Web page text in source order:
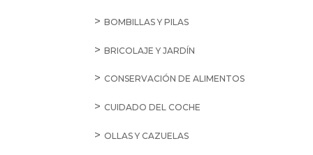
BOMBILLAS Y PILAS
BRICOLAJE Y JARDÍN
CONSERVACIÓN DE ALIMENTOS
CUIDADO DEL COCHE
OLLAS Y CAZUELAS